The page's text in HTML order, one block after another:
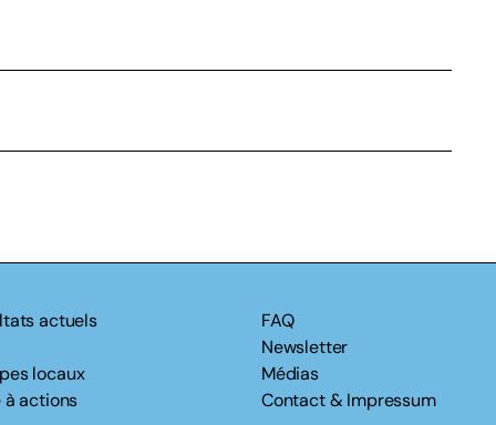
actuels
locaux
à actions
FAQ
Newsletter
Médias
Contact & Impressum